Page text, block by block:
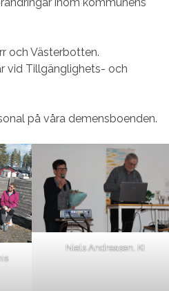
och Västerbotten.
vid Tillgänglighets- och
på våra demensboenden.
Niels Andreasen, KI